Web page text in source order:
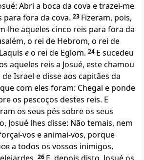
Abri a boca da cova e trazei-me
para fora da cova. 23 Fizeram, pois,
lhe aqueles cinco reis para fora da
o rei de Hebrom, o rei de
eo rei de Eglom. 24 E sucedeu
aqueles reis a Josué, este chamou
Israel e disse aos capitães da
com eles foram: Chegai e ponde
os pescoços destes reis. E
os seus pés sobre os seus
Josué lhes disse: Não temais, nem
vos e animai-vos, porque
a todos os vossos inimigos,
26